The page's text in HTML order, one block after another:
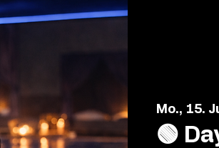
Mo., 15.
🟢